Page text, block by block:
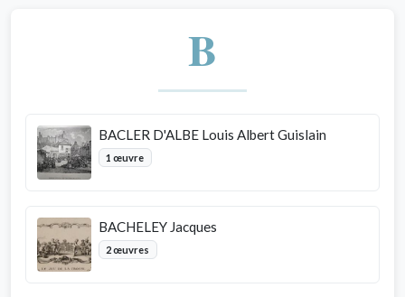
B
BACLER D'ALBE Louis Albert Guislain
1 œuvre
BACHELEY Jacques
2 œuvres